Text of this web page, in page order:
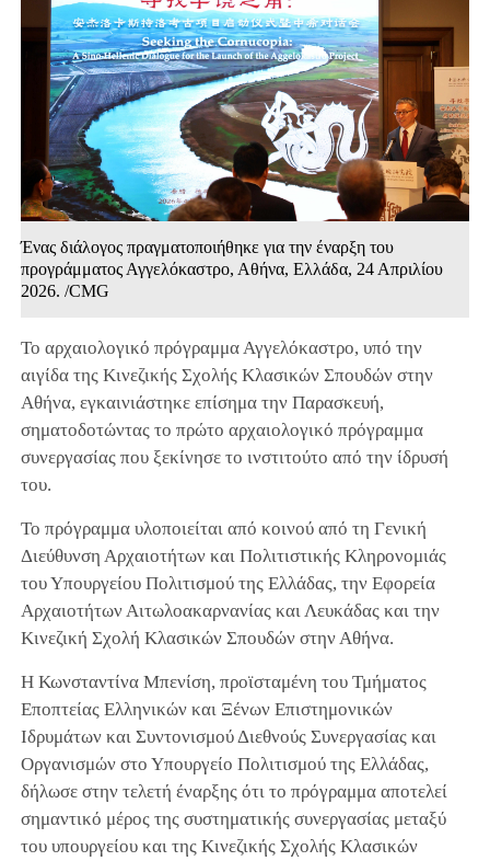
Ένας διάλογος πραγματοποιήθηκε για την έναρξη του
προγράμματος Αγγελόκαστρο, Αθήνα, Ελλάδα, 24 Απριλίου
2026. /CMG
Το αρχαιολογικό πρόγραμμα Αγγελόκαστρο, υπό την
αιγίδα της Κινεζικής Σχολής Κλασικών Σπουδών στην
Αθήνα, εγκαινιάστηκε επίσημα την Παρασκευή,
σηματοδοτώντας το πρώτο αρχαιολογικό πρόγραμμα
συνεργασίας που ξεκίνησε το ινστιτούτο από την ίδρυσή
του.
Το πρόγραμμα υλοποιείται από κοινού από τη Γενική
Διεύθυνση Αρχαιοτήτων και Πολιτιστικής Κληρονομιάς
του Υπουργείου Πολιτισμού της Ελλάδας, την Εφορεία
Αρχαιοτήτων Αιτωλοακαρνανίας και Λευκάδας και την
Κινεζική Σχολή Κλασικών Σπουδών στην Αθήνα.
Η Κωνσταντίνα Μπενίση, προϊσταμένη του Τμήματος
Εποπτείας Ελληνικών και Ξένων Επιστημονικών
Ιδρυμάτων και Συντονισμού Διεθνούς Συνεργασίας και
Οργανισμών στο Υπουργείο Πολιτισμού της Ελλάδας,
δήλωσε στην τελετή έναρξης ότι το πρόγραμμα αποτελεί
σημαντικό μέρος της συστηματικής συνεργασίας μεταξύ
του υπουργείου και της Κινεζικής Σχολής Κλασικών